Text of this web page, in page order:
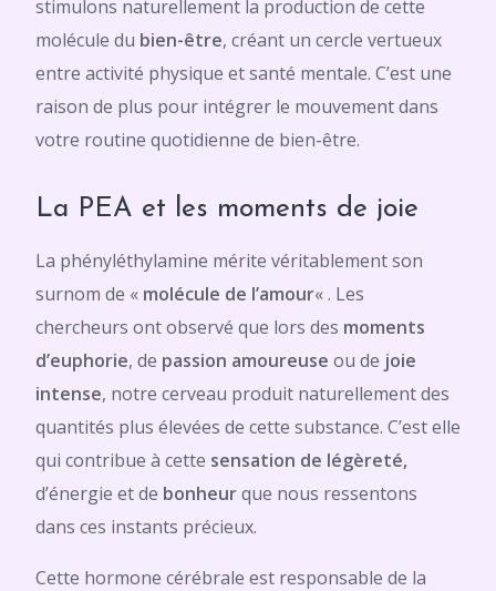
stimulons naturellement la production de cette
molécule du bien-être, créant un cercle vertueux
entre activité physique et santé mentale. C’est une
raison de plus pour intégrer le mouvement dans
votre routine quotidienne de bien-être.
La PEA et les moments de joie
La phényléthylamine mérite véritablement son
surnom de « molécule de l’amour« . Les
chercheurs ont observé que lors des moments
d’euphorie, de passion amoureuse ou de joie
intense, notre cerveau produit naturellement des
quantités plus élevées de cette substance. C’est elle
qui contribue à cette sensation de légèreté,
d’énergie et de bonheurque nous ressentons
dans ces instants précieux.
Cette hormone cérébrale est responsable de la